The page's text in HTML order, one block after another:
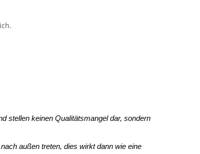
stellen keinen Qualitätsmangel dar, sondern
außen treten, dies wirkt dann wie eine